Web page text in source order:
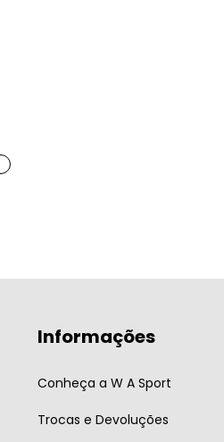
Informações
Conheça a W A Sport
Trocas e Devoluções